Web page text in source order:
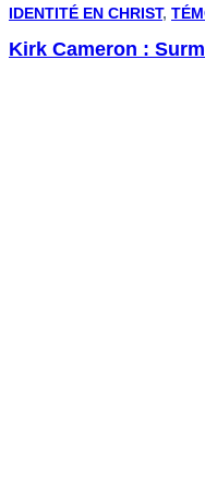
IDENTITÉ EN CHRIST,
Kirk Cameron :